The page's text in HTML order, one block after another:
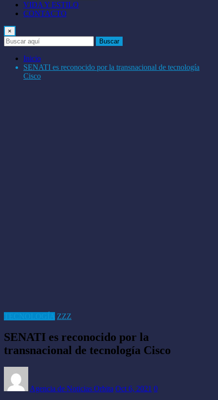
VIDA Y ESTILO
CONTACTO
×
Buscar
Inicio
SENATI es reconocido por la transnacional de tecnología
Cisco
ZZZ
SENATI es reconocido por la
transnacional de tecnología Cisco
Agencia de Noticias Orbita Oct 6, 2021 0